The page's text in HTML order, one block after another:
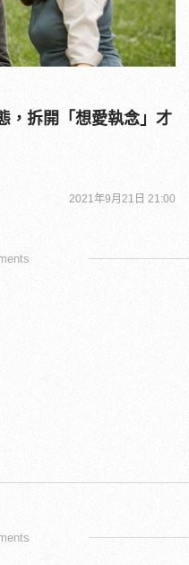
，拆開「想愛執念」才
2021年9月21日 21:00